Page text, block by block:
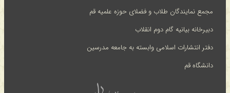
مجمع نمایندگان طلاب و فضلای حوزه علمیه قم
دبیرخانه بیانیه گام دوم انقلاب
دفتر انتشارات اسلامی وابسته به جامعه مدرسین
دانشگاه قم